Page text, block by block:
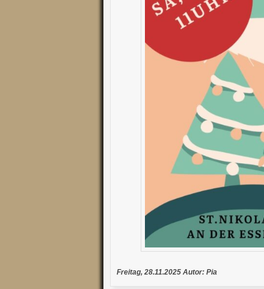
Freitag, 28.11.2025 Autor: Pia